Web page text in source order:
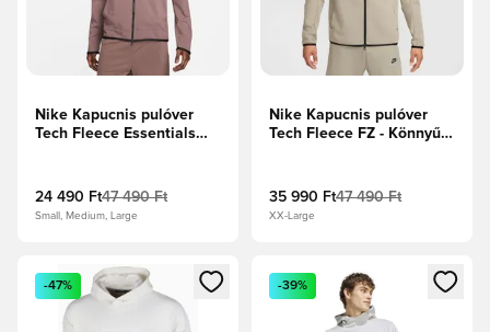
Nike Kapucnis pulóver
Tech Fleece Essentials
24 490 Ft47 490 Ft
Small, Medium, Large
Nike Kapucnis pulóver
Tech Fleece FZ - Könnyű
35 990 Ft47 490 Ft
XX-Large
Megnyit egy modált a bejelentkezéshez vagy a tagként
-47%
Megnyit egy modált a
-39%